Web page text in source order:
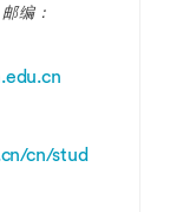
编：
cn/stud